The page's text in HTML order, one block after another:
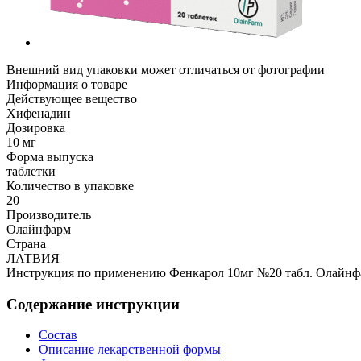
Внешний вид упаковки может отличаться от фотографии
Информация о товаре
Действующее вещество
Хифенадин
Дозировка
10 мг
Форма выпуска
таблетки
Количество в упаковке
20
Производитель
Олайнфарм
Страна
ЛАТВИЯ
Инструкция по применению Фенкарол 10мг №20 табл.
Содержание инструкции
Состав
Описание лекарственной формы